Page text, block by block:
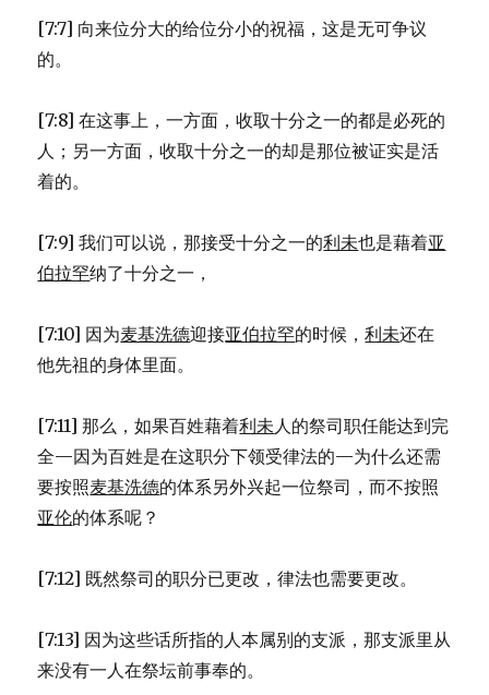
[7:7] 向来位分大的给位分小的祝福，这是无可争议
的。
[7:8] 在这事上，一方面，收取十分之一的都是必死的
人；另一方面，收取十分之一的却是那位被证实是活
着的。
[7:9] 我们可以说，那接受十分之一的利未也是藉着亚
伯拉罕纳了十分之一，
[7:10] 因为麦基洗德迎接亚伯拉罕的时候，利未还在
他先祖的身体里面。
[7:11] 那么，如果百姓藉着利未人的祭司职任能达到完
全—因为百姓是在这职分下领受律法的—为什么还需
要按照麦基洗德的体系另外兴起一位祭司，而不按照
亚伦的体系呢？
[7:12] 既然祭司的职分已更改，律法也需要更改。
[7:13] 因为这些话所指的人本属别的支派，那支派里从
来没有一人在祭坛前事奉的。